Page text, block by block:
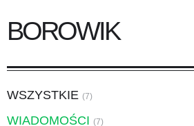
BOROWIK
WSZYSTKIE (7)
WIADOMOŚCI (7)